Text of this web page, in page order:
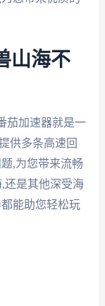
山海不
茄加速器就是一
供多条高速回
,为您带来流畅
还是其他深受海
能助您轻松玩